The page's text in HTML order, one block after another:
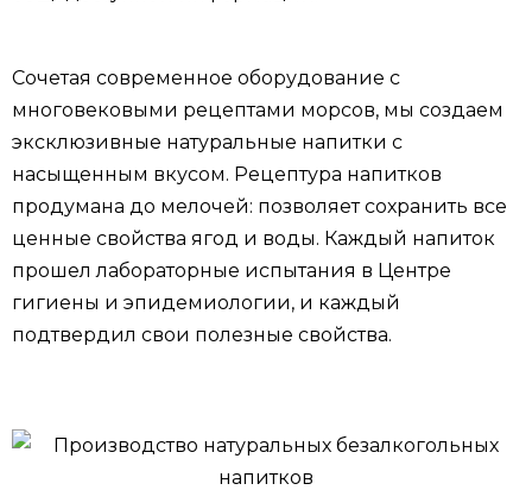
Сочетая современное оборудование с
многовековыми рецептами морсов, мы создаем
эксклюзивные натуральные напитки с
насыщенным вкусом. Рецептура напитков
продумана до мелочей: позволяет сохранить все
ценные свойства ягод и воды. Каждый напиток
прошел лабораторные испытания в Центре
гигиены и эпидемиологии, и каждый
подтвердил свои полезные свойства.